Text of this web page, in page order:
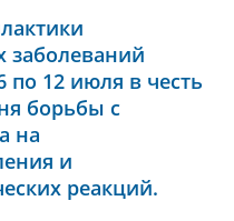
заболеваний
по 12 июля в честь
борьбы с
на
и
реакций.